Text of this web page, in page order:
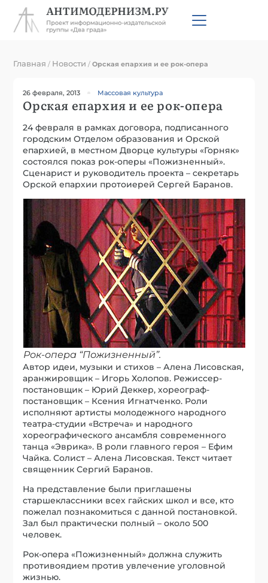
Главная / Новости /Орская епархия и ее рок-опера
26 февраля, 2013 Массовая культура
Орская епархия и ее рок-опера
24 февраля в рамках договора, подписанного
городским Отделом образования и Орской
епархией, в местном Дворце культуры «Горняк»
состоялся показ рок-оперы «Пожизненный».
Сценарист и руководитель проекта – секретарь
Орской епархии протоиерей Сергей Баранов.
Рок-опера “Пожизненный”.
Автор идеи, музыки и стихов – Алена Лисовская,
аранжировщик – Игорь Холопов. Режиссер-
постановщик – Юрий Деккер, хореограф-
постановщик – Ксения Игнатченко. Роли
исполняют артисты молодежного народного
театра-студии «Встреча» и народного
хореографического ансамбля современного
танца «Эврика». В роли главного героя – Ефим
Чайка. Солист – Алена Лисовская. Текст читает
священник Сергий Баранов.
На представление были приглашены
старшеклассники всех гайских школ и все, кто
пожелал познакомиться с данной постановкой.
Зал был практически полный – около 500
человек.
Рок-опера «Пожизненный» должна служить
противоядием против увлечение уголовной
жизнью.